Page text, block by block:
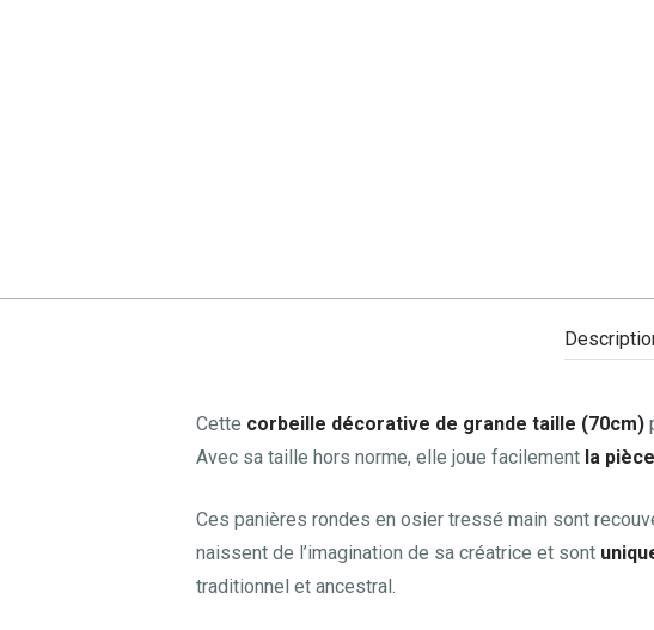
Cette corbeille décorative de grande taille (70cm)
Avec sa taille hors norme, elle joue facilement la
Ces panières rondes en osier tressé main sont
naissent de l’imagination de sa créatrice et sont
traditionnel et ancestral.